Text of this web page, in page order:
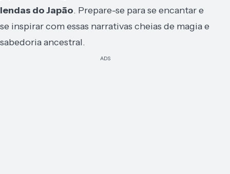
lendas do Japão. Prepare-se para se encantar e
se inspirar com essas narrativas cheias de magia e
sabedoria ancestral.
ADS